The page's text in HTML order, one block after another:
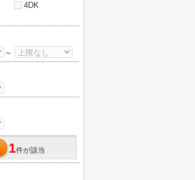
4DK
～
1件が該当